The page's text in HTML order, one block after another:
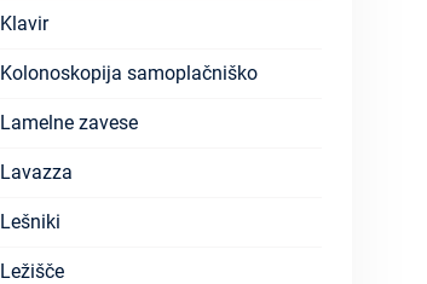
Klavir
Kolonoskopija samoplačniško
Lamelne zavese
Lavazza
Lešniki
Ležišče